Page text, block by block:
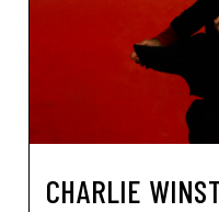
CHARLIE